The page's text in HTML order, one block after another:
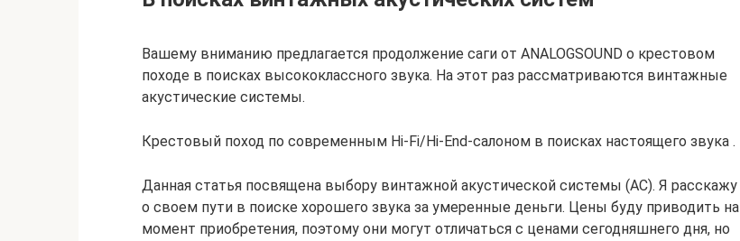
Вашему вниманию предлагается продолжение саги от ANALOGSOUND о крестовом
походе в поисках высококлассного звука. На этот раз рассматриваются винтажные
акустические системы.
Крестовый поход по современным Hi-Fi/Hi-End-салоном в поисках настоящего звука .
Данная статья посвящена выбору винтажной акустической системы (АС). Я расскажу
о своем пути в поиске хорошего звука за умеренные деньги. Цены буду приводить на
момент приобретения, поэтому они могут отличаться с ценами сегодняшнего дня, но